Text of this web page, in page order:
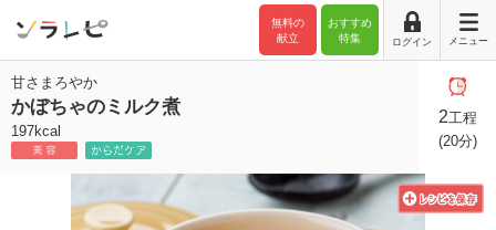
おすすめ
特集
無料の
献立
ログイン メニュー
甘さまろやか
かぼちゃのミルク煮
197kcal
2工程
(20分)